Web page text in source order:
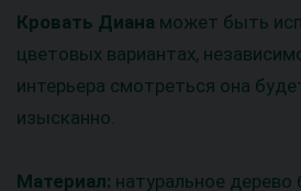
Кровать Диана может быть
цветовых вариантах,
интерьера смотреться она
изысканно.
Материал: натуральное дерево